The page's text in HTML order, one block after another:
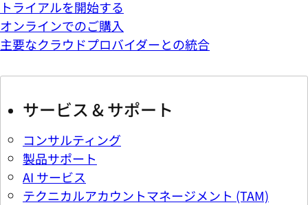
トライアルを開始する
オンラインでのご購入
主要なクラウドプロバイダーとの統合
サービス & サポート
コンサルティング
製品サポート
AI サービス
テクニカルアカウントマネージメント (TAM)